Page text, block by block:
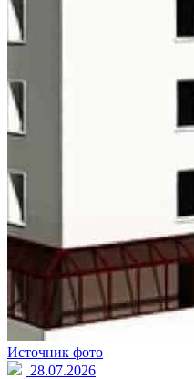
Источник фото
28.07.2026